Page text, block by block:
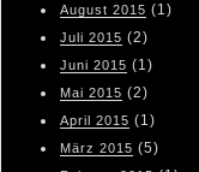
August 2015 (1)
Juli 2015 (2)
Juni 2015 (1)
Mai 2015 (2)
April 2015 (1)
März 2015 (5)